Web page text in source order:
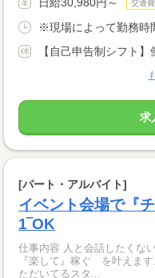
交通
※現場によって勤務時
【自己申告制シフト】
求
[パート・アルバイト]
イベント会場で『
1‾OK
仕事内容 人と会話したくないな..... 疲れるのは嫌だな。。。 など
『楽して』稼ぐ を叶えます。 人気のお仕事の為、既に登録し
ただいてるスタ...